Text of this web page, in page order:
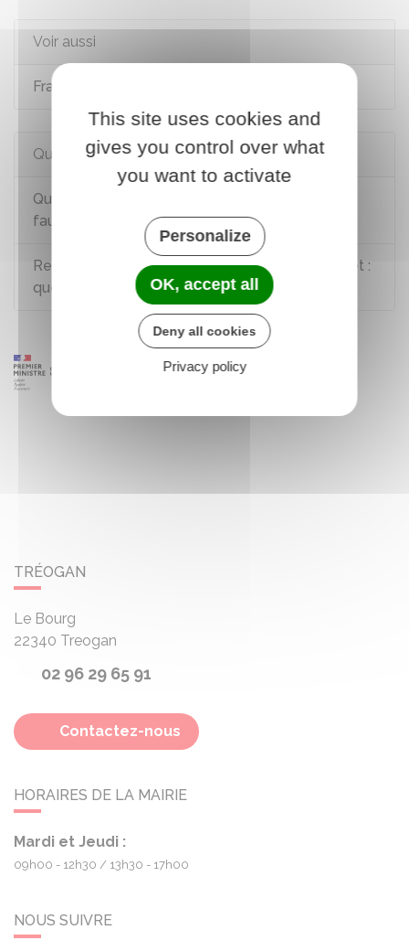
Voir aussi
Fraude à la carte bancaire (Perceval)
Questions ? Réponses !
Que faire en cas d'escroquerie commise par un
faux acheteur sur internet ?
Responsabilité des contenus publiés sur internet :
quelles sont les règles ?
TRÉOGAN
Le Bourg
22340 Treogan
02 96 29 65 91
Contactez-nous
HORAIRES DE LA MAIRIE
Mardi et Jeudi :
09h00 - 12h30 13h30 - 17h00
NOUS SUIVRE
This site uses cookies and
gives you control over what
you want to activate
Personalize
OK, accept all
Deny all cookies
Privacy policy